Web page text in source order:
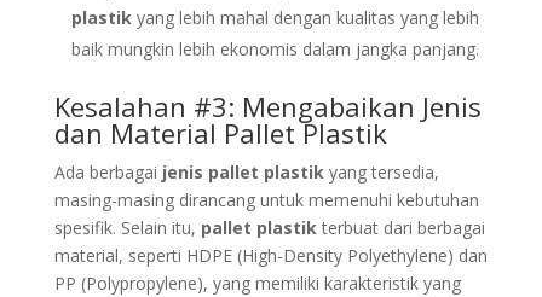
plastikyang lebih mahal dengan kualitas yang lebih
baik mungkin lebih ekonomis dalam jangka panjang.
Kesalahan #3: Mengabaikan Jenis
dan Material Pallet Plastik
Ada berbagai jenis pallet plastikyang tersedia,
masing-masing dirancang untuk memenuhi kebutuhan
spesifik. Selain itu, pallet plastikterbuat dari berbagai
material, seperti HDPE (High-Density Polyethylene) dan
PP (Polypropylene), yang memiliki karakteristik yang